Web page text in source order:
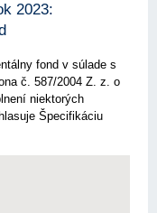
2023:
fond v súlade s
č. 587/2004 Z. z. o
niektorých
Špecifikáciu